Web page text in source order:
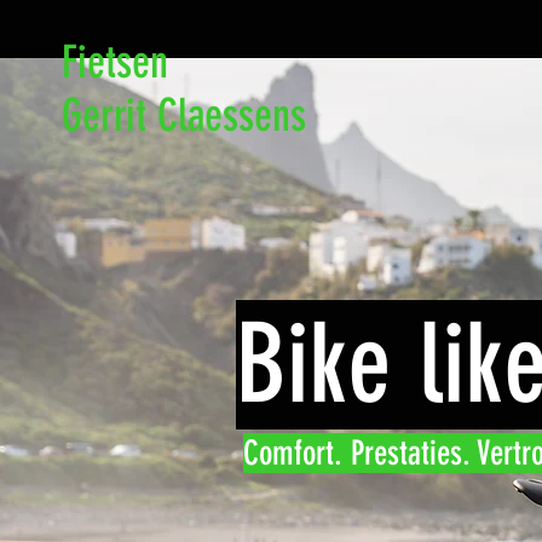
Fietsen
Gerrit Claessens
Bike
Comfort. Prestaties.